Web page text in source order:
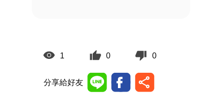
1 0 0
分享給好友